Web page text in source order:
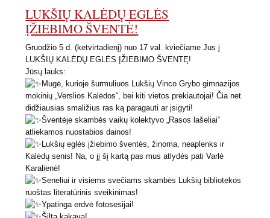
LUKŠIŲ KALĖDŲ EGLĖS
ĮŽIEBIMO ŠVENTĖ!
Gruodžio 5 d. (ketvirtadienį) nuo 17 val. kviečiame Jus į
LUKŠIŲ KALĖDŲ EGLĖS ĮŽIEBIMO ŠVENTĘ!
Jūsų lauks:
Mugė, kurioje šurmuliuos Lukšių Vinco Grybo gimnazijos
mokinių „Verslios Kalėdos“, bei kiti vietos prekiautojai! Čia net
didžiausias smaližius ras ką paragauti ar įsigyti!
Šventėje skambės vaikų kolektyvo „Rasos lašeliai“
atliekamos nuostabios dainos!
Lukšių eglės įžiebimo šventės, žinoma, neaplenks ir
Kalėdų senis! Na, o jį šį kartą pas mus atlydės pati Varlė
Karalienė!
Seneliui ir visiems svečiams skambės Lukšių bibliotekos
ruoštas literatūrinis sveikinimas!
Ypatinga erdvė fotosesijai!